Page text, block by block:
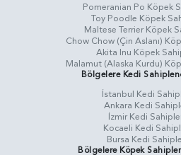
Pomeranian Po Köpek
Toy Poodle Köpek
Maltese Terrier Köpek
Chow Chow (Çin Aslanı)
Akita Inu Köpek
Malamut (Alaska Kurdu)
Bölgelere Kedi
İstanbul Kedi
Ankara Kedi
İzmir Kedi
Kocaeli Kedi
Bursa Kedi
Bölgelere Köpek